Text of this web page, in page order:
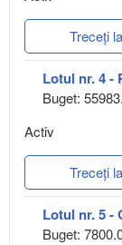
Treceți
Lotul nr. 4 -
Buget:
Activ
Treceți
Lotul nr. 5 -
Buget: